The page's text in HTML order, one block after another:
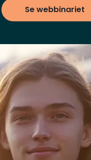
Se webbinariet